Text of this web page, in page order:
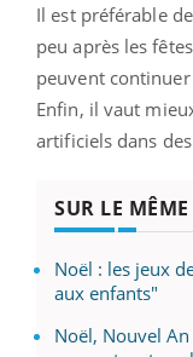
Il est préférable
peu après les
peuvent
Enfin, il vaut
artificiels dans
SUR LE
Noël : les jeux
aux enfants"
Noël, Nouvel